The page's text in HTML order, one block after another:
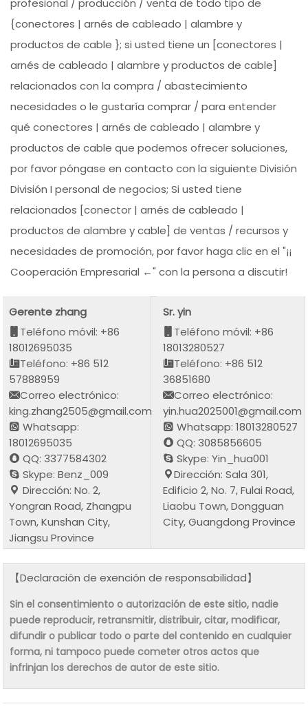
profesional / producción / venta de todo tipo de
{conectores | arnés de cableado | alambre y
productos de cable }; si usted tiene un [conectores |
arnés de cableado | alambre y productos de cable]
relacionados con la compra / abastecimiento
necesidades o le gustaría comprar / para entender
qué conectores | arnés de cableado | alambre y
productos de cable que podemos ofrecer soluciones,
por favor póngase en contacto con la siguiente División
División I personal de negocios; Si usted tiene
relacionados [conector | arnés de cableado |
productos de alambre y cable] de ventas / recursos y
necesidades de promoción, por favor haga clic en el "¡¡
Cooperación Empresarial ←" con la persona a discutir!
Gerente zhang
Teléfono móvil: +86
18012695035
Teléfono: +86 512
57888959
Correo electrónico:
king.zhang2505@gmail.com
Whatsapp:
18012695035
QQ: 3377584302
Skype: Benz_009
Dirección: No. 2,
Yongran Road, Zhangpu
Town, Kunshan City,
Jiangsu Province
Sr. yin
Teléfono móvil: +86
18013280527
Teléfono: +86 512
36851680
Correo electrónico:
yin.hua2025001@gmail.com
Whatsapp: 18013280527
QQ: 3085856605
Skype: Yin_hua001
Dirección: Sala 301,
Edificio 2, No. 7, Fulai Road,
Liaobu Town, Dongguan
City, Guangdong Province
【Declaración de exención de responsabilidad】
Sin el consentimiento o autorización de este sitio, nadie
puede reproducir, retransmitir, distribuir, citar, modificar,
difundir o publicar todo o parte del contenido en cualquier
forma, ni tampoco puede cometer otros actos que
infrinjan los derechos de autor de este sitio.